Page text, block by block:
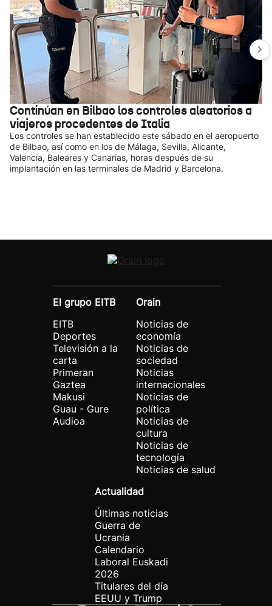
Continúan en Bilbao los controles aleatorios a
viajeros procedentes de Italia
Los controles se han establecido este sábado en el aeropuerto
de Bilbao, así como en los de Málaga, Sevilla, Alicante,
Valencia, Baleares y Canarias, horas después de su
implantación en las terminales de Madrid y Barcelona.
El grupo EITB
EITB
Deportes
Televisión a la
carta
Primeran
Gaztea
Makusi
Guau - Gure
Audioa
Orain
Noticias de
economía
Noticias de
sociedad
Noticias
internacionales
Noticias de
política
Noticias de
cultura
Noticias de
tecnología
Noticias de salud
Actualidad
Últimas noticias
Guerra de
Ucrania
Calendario
Laboral Euskadi
2026
Titulares del día
EEUU y Trump